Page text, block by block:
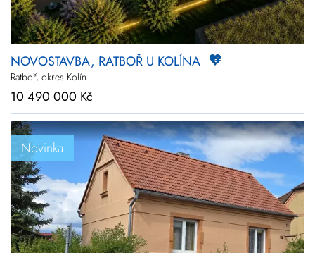
NOVOSTAVBA, RATBOŘ U KOLÍNA
Ratboř, okres Kolín
10 490 000 Kč
Novinka